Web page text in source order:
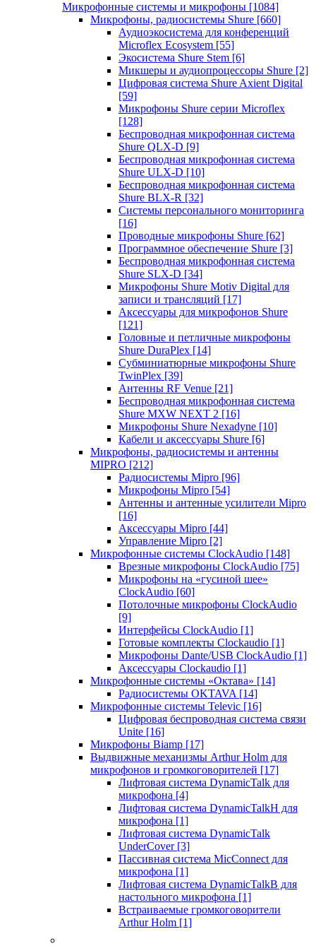
Микрофонные системы и микрофоны [1084]
Микрофоны, радиосистемы Shure [660]
Аудиоэкосистема для конференций
Microflex Ecosystem [55]
Экосистема Shure Stem [6]
Микшеры и аудиопроцессоры Shure [2]
Цифровая система Shure Axient Digital
[59]
Микрофоны Shure серии Microflex
[128]
Беспроводная микрофонная система
Shure QLX-D [9]
Беспроводная микрофонная система
Shure ULX-D [10]
Беспроводная микрофонная система
Shure BLX-R [32]
Системы персонального мониторинга
[16]
Проводные микрофоны Shure [62]
Программное обеспечение Shure [3]
Беспроводная микрофонная система
Shure SLX-D [34]
Микрофоны Shure Motiv Digital для
записи и трансляций [17]
Аксессуары для микрофонов Shure
[121]
Головные и петличные микрофоны
Shure DuraPlex [14]
Субминиатюрные микрофоны Shure
TwinPlex [39]
Антенны RF Venue [21]
Беспроводная микрофонная система
Shure MXW NEXT 2 [16]
Микрофоны Shure Nexadyne [10]
Кабели и аксессуары Shure [6]
Микрофоны, радиосистемы и антенны
MIPRO [212]
Радиосистемы Mipro [96]
Микрофоны Mipro [54]
Антенны и антенные усилители Mipro
[16]
Аксессуары Mipro [44]
Управление Mipro [2]
Микрофонные системы ClockAudio [148]
Врезные микрофоны ClockAudio [75]
Микрофоны на «гусиной шее»
ClockAudio [60]
Потолочные микрофоны ClockAudio
[9]
Интерфейсы ClockAudio [1]
Готовые комплекты Clockaudio [1]
Микрофоны Dante/USB ClockAudio [1]
Аксессуары Clockaudio [1]
Микрофонные системы «Октава» [14]
Радиосистемы OKTAVA [14]
Микрофонные системы Televic [16]
Цифровая беспроводная система связи
Unite [16]
Микрофоны Biamp [17]
Выдвижные механизмы Arthur Holm для
микрофонов и громкоговорителей [17]
Лифтовая система DynamicTalk для
микрофона [4]
Лифтовая система DynamicTalkH для
микрофона [1]
Лифтовая система DynamicTalk
UnderCover [3]
Пассивная система MicConnect для
микрофона [1]
Лифтовая система DynamicTalkB для
настольного микрофона [1]
Встраиваемые громкоговорители
Arthur Holm [1]